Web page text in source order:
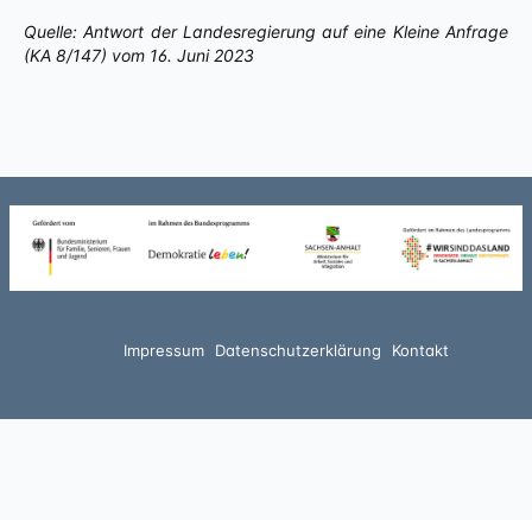
Quelle: Antwort der Landesregierung auf eine Kleine Anfrage
(KA 8/147) vom 16. Juni 2023
Impressum Datenschutzerklärung Kontakt